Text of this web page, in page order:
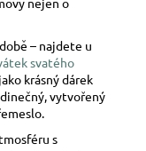
– najdete u
svatého
krásný dárek
vytvořený
s